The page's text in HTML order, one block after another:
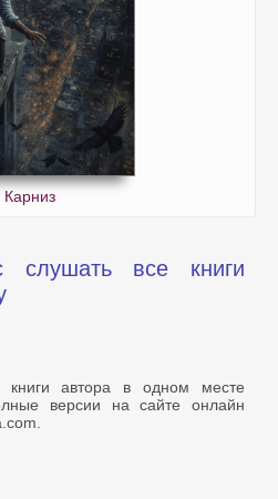
Карниз
слушать все книги
автора в одном месте
версии на сайте онлайн